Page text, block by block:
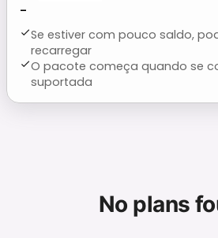
-
Se estiver com pouco saldo,
recarregar
O pacote começa quando se
suportada
No plans